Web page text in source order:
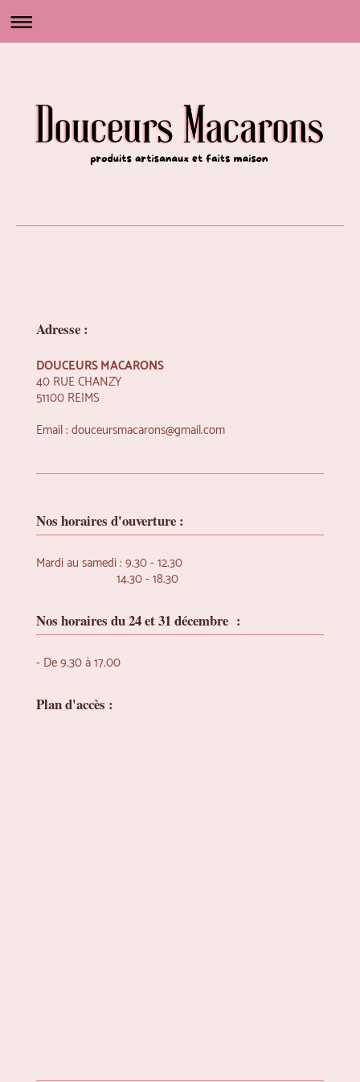
Adresse :
DOUCEURS MACARONS
40 RUE CHANZY
51100 REIMS
Email : douceursmacarons@gmail.com
Nos horaires d'ouverture :
Mardi au samedi : 9.30 - 12.30
14.30 - 18.30
Nos horaires du 24 et 31 décembre :
- De 9.30 à 17.00
Plan d'accès :